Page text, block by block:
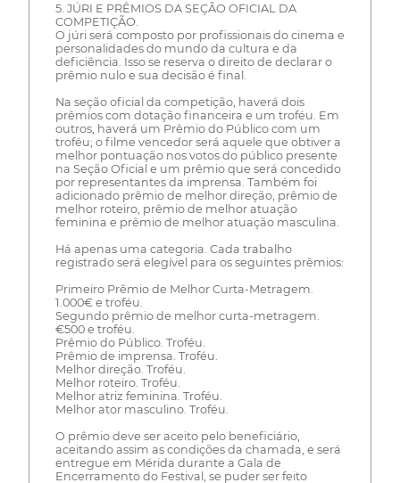
5. JÚRI E PRÊMIOS DA SEÇÃO OFICIAL DA
COMPETIÇÃO.
O júri será composto por profissionais do cinema e
personalidades do mundo da cultura e da
deficiência. Isso se reserva o direito de declarar o
prêmio nulo e sua decisão é final.
Na seção oficial da competição, haverá dois
prêmios com dotação financeira e um troféu. Em
outros, haverá um Prêmio do Público com um
troféu; o filme vencedor será aquele que obtiver a
melhor pontuação nos votos do público presente
na Seção Oficial e um prêmio que será concedido
por representantes da imprensa. Também foi
adicionado prêmio de melhor direção, prêmio de
melhor roteiro, prêmio de melhor atuação
feminina e prêmio de melhor atuação masculina.
Há apenas uma categoria. Cada trabalho
registrado será elegível para os seguintes prêmios:
Primeiro Prêmio de Melhor Curta-Metragem.
1.000€ e troféu.
Segundo prêmio de melhor curta-metragem.
€500 e troféu.
Prêmio do Público. Troféu.
Prêmio de imprensa. Troféu.
Melhor direção. Troféu.
Melhor roteiro. Troféu.
Melhor atriz feminina. Troféu.
Melhor ator masculino. Troféu.
O prêmio deve ser aceito pelo beneficiário,
aceitando assim as condições da chamada, e será
entregue em Mérida durante a Gala de
Encerramento do Festival, se puder ser feito